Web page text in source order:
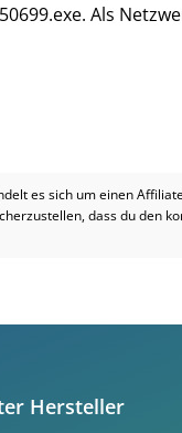
Als
es sich um einen
dass du den
Hersteller